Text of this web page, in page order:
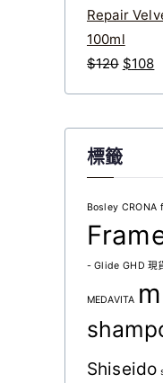
Repair
100ml
$120 原
：
$
1
2
$108目
$
1
0
標籤
Bosley CRONA
- Glide GHD 現
MEDAVITA
Shiseido